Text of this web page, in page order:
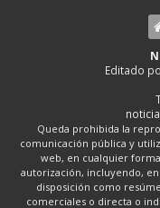
Editado
Queda prohibida la
comunicación pública y
web, en cualquier
autorización, incluyendo,
disposición como
comerciales o directa o